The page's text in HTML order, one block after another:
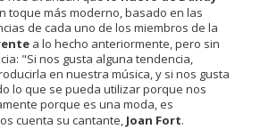
toque más moderno, basado en las
de cada uno de los miembros de la
a lo hecho anteriormente, pero sin
"Si nos gusta alguna tendencia,
en nuestra música, y si nos gusta
lo que se pueda utilizar porque nos
porque es una moda, es
cuenta su cantante, Joan Fort.